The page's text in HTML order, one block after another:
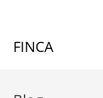
FINCA